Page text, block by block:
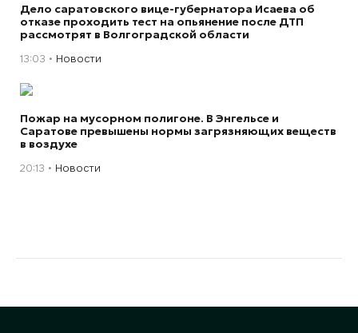
Дело саратовского вице-губернатора Исаева об
отказе проходить тест на опьянение после ДТП
рассмотрят в Волгоградской области
13:03 Новости
Пожар на мусорном полигоне. В Энгельсе и
Саратове превышены нормы загрязняющих веществ
в воздухе
20:13 Новости